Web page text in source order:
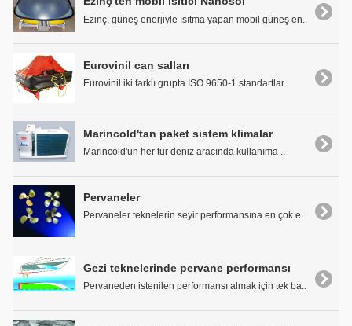
Ezinç, güneş enerjiyle ısıtma yapan mobil güneş en..
Eurovinil can salları
Eurovinil iki farklı grupta ISO 9650-1 standartlar..
Marincold'tan paket sistem klimalar
Marincold'un her tür deniz aracında kullanıma ..
Pervaneler
Pervaneler teknelerin seyir performansına en çok e..
Gezi teknelerinde pervane performansı
Pervaneden istenilen performansı almak için tek ba..